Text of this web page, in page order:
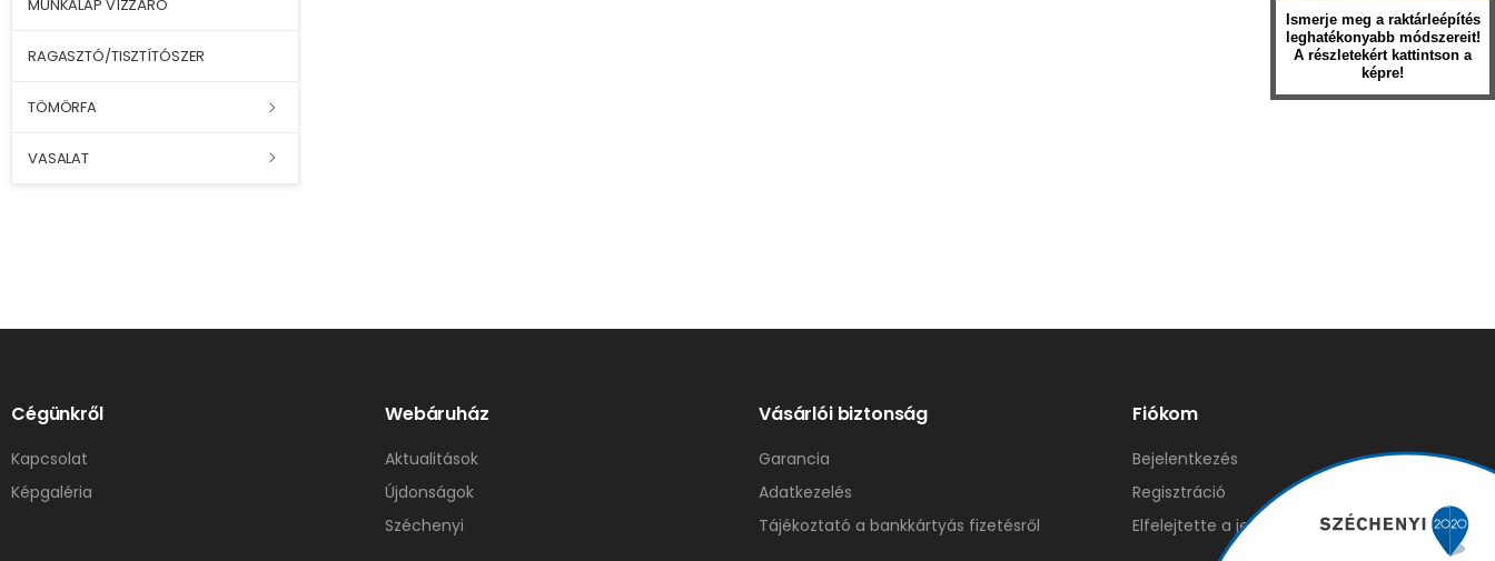
MUNKALAP VÍZZÁRÓ
RAGASZTÓ/TISZTÍTÓSZER
TÖMÖRFA
VASALAT
Ismerje meg a raktárleépítés
leghatékonyabb módszereit!
A részletekért kattintson a
képre!
Cégünkről
Kapcsolat
Képgaléria
Webáruház
Aktualitások
Újdonságok
Széchenyi
Vásárlói biztonság
Garancia
Adatkezelés
Tájékoztató a bankkártyás fizetésről
Fiókom
Bejelentkezés
Regisztráció
Elfelejtette a jelszavát?